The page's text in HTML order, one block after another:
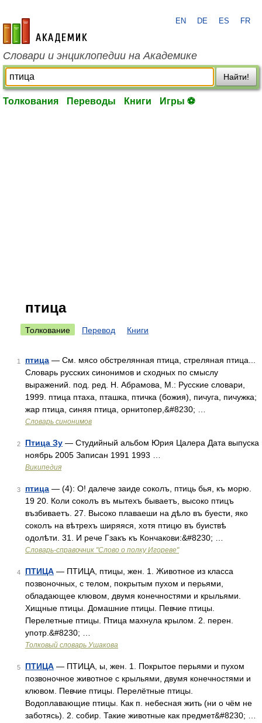
academic.ru
EN DE ES FR
Словари и энциклопедии на Академике
Найти!
Толкования Переводы Книги Игры ⚽
птица
Толкование Перевод Книги
1 птица — См. мясо обстрелянная птица, стреляная птица...
Словарь русских синонимов и сходных по смыслу
выражений. под. ред. Н. Абрамова, М.: Русские словари,
1999. птица птаха, пташка, птичка (божия), пичуга, пичужка;
жар птица, синяя птица, орнитопер,&#8230; …
Словарь синонимов
2 Птица Зу — Студийный альбом Юрия Цалера Дата выпуска
ноябрь 2005 Записан 1991 1993 …
Википедия
3 птица — (4): О! далече заиде соколъ, птиць бья, къ морю.
19 20. Коли соколъ въ мытехъ бываетъ, высоко птицъ
възбиваетъ. 27. Высоко плаваеши на дѣло въ буести, яко
соколъ на вѣтрехъ ширяяся, хотя птицю въ буиствѣ
одолѣти. 31. И рече Гзакъ къ Кончакови:&#8230; …
Словарь-справочник "Слово о полку Игореве"
4 ПТИЦА — ПТИЦА, птицы, жен. 1. Животное из класса
позвоночных, с телом, покрытым пухом и перьями,
обладающее клювом, двумя конечностями и крыльями.
Хищные птицы. Домашние птицы. Певчие птицы.
Перелетные птицы. Птица махнула крылом. 2. перен.
употр.&#8230; …
Толковый словарь Ушакова
5 ПТИЦА — ПТИЦА, ы, жен. 1. Покрытое перьями и пухом
позвоночное животное с крыльями, двумя конечностями и
клювом. Певчие птицы. Перелётные птицы.
Водоплавающие птицы. Как п. небесная жить (ни о чём не
заботясь). 2. собир. Такие животные как предмет&#8230; …